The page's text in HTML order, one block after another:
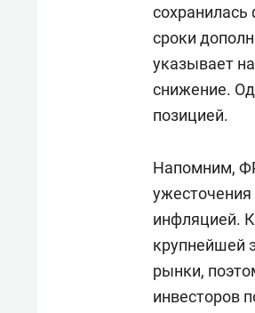
сроки
указывает
снижение.
позицией.
Напомним,
ужесточения
инфляцией.
крупнейшей
рынки,
инвесторов